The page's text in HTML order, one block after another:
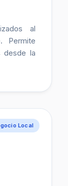
al
Permite
desde la
Local